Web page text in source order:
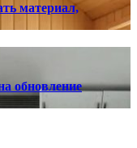
материал,
обновление